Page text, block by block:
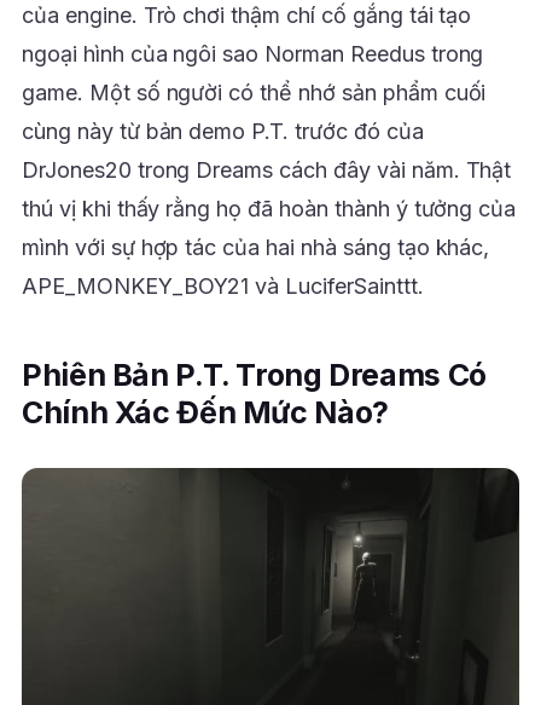
của engine. Trò chơi thậm chí cố gắng tái tạo
ngoại hình của ngôi sao Norman Reedus trong
game. Một số người có thể nhớ sản phẩm cuối
cùng này từ bản demo P.T. trước đó của
DrJones20 trong Dreams cách đây vài năm. Thật
thú vị khi thấy rằng họ đã hoàn thành ý tưởng của
mình với sự hợp tác của hai nhà sáng tạo khác,
APE_MONKEY_BOY21 và LuciferSainttt.
Phiên Bản P.T. Trong Dreams Có
Chính Xác Đến Mức Nào?